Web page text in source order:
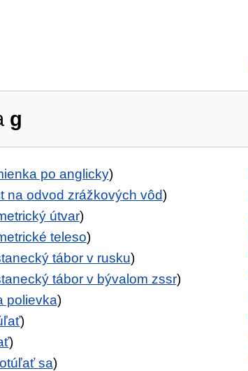
g
po anglicky)
na odvod zrážkových vôd)
útvar)
teleso)
tábor v rusku)
tábor v bývalom zssr)
polievka)
)
)
sa)